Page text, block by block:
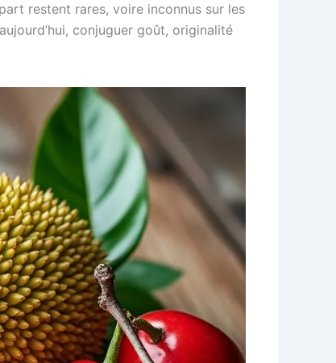
restent rares, voire inconnus sur les
conjuguer goût, originalité